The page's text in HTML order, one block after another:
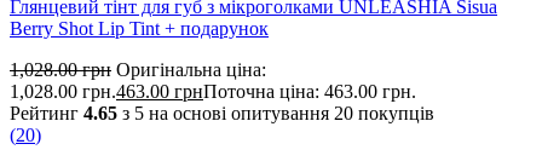
Глянцевий тінт для губ з мікроголками UNLEASHIA Sisua
Berry Shot Lip Tint + подарунок
1,028.00грн Оригінальна ціна:
1,028.00 грн.463.00 грнПоточна ціна: 463.00 грн.
Рейтинг 4.65 з 5 на основі опитування 20 покупців
(20)